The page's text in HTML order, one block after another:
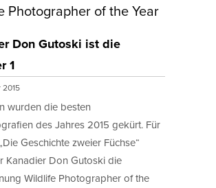
Photographer of the Year
Don Gutoski ist die
1
2015
wurden die besten
des Jahres 2015 gekürt. Für
Geschichte zweier Füchse“
Kanadier Don Gutoski die
Wildlife Photographer of the